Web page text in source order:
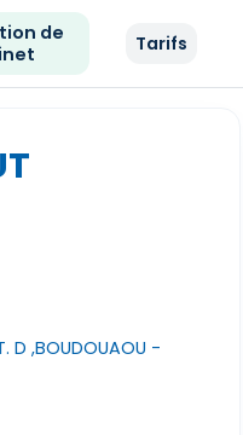
de
Tarifs
D ,BOUDOUAOU -